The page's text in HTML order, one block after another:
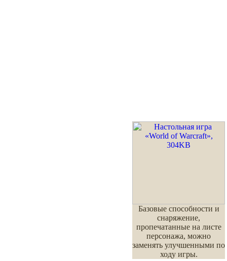
Базовые способности и
снаряжение,
пропечатанные на листе
персонажа, можно
заменять улучшенными по
ходу игры.